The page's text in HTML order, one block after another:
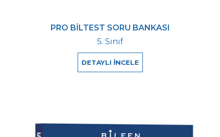
PRO BİLTEST SORU BANKASI
5. Sınıf
DETAYLI İNCELE